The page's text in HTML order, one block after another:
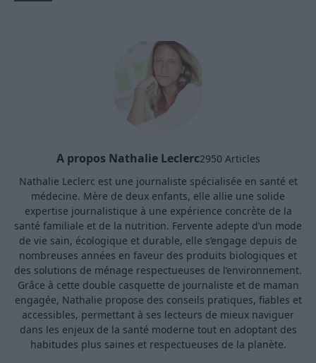
A propos Nathalie Leclerc2950 Articles
Nathalie Leclerc est une journaliste spécialisée en santé et
médecine. Mère de deux enfants, elle allie une solide
expertise journalistique à une expérience concrète de la
santé familiale et de la nutrition. Fervente adepte d’un mode
de vie sain, écologique et durable, elle s’engage depuis de
nombreuses années en faveur des produits biologiques et
des solutions de ménage respectueuses de l’environnement.
Grâce à cette double casquette de journaliste et de maman
engagée, Nathalie propose des conseils pratiques, fiables et
accessibles, permettant à ses lecteurs de mieux naviguer
dans les enjeux de la santé moderne tout en adoptant des
habitudes plus saines et respectueuses de la planète.